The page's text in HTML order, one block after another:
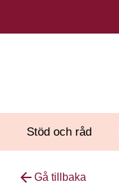
Stöd och råd
arrow_back Gå tillbaka